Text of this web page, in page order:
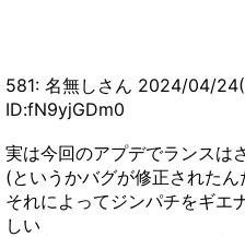
581: 名無しさん 2024/04/
ID:fN9yjGDm0
実は今回のアプデでランスは
(というかバグが修正されたん
それによってジンパチをギエ
しい